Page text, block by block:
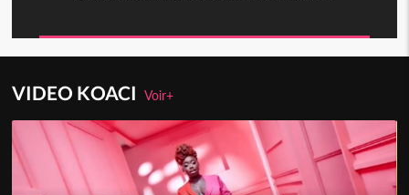
VIDEO KOACIVoir+